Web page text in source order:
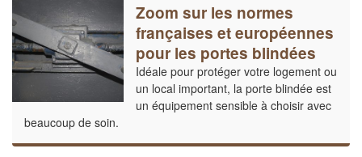
Zoom sur les normes
françaises et européennes
pour les portes blindées
Idéale pour protéger votre logement ou
un local important, la porte blindée est
un équipement sensible à choisir avec
beaucoup de soin.